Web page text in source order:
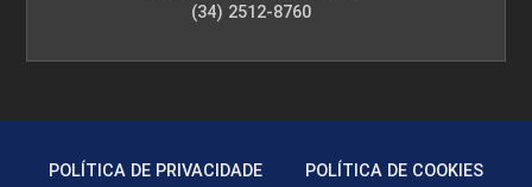
(34) 2512-8760
POLÍTICA DE PRIVACIDADE POLÍTICA DE COOKIES